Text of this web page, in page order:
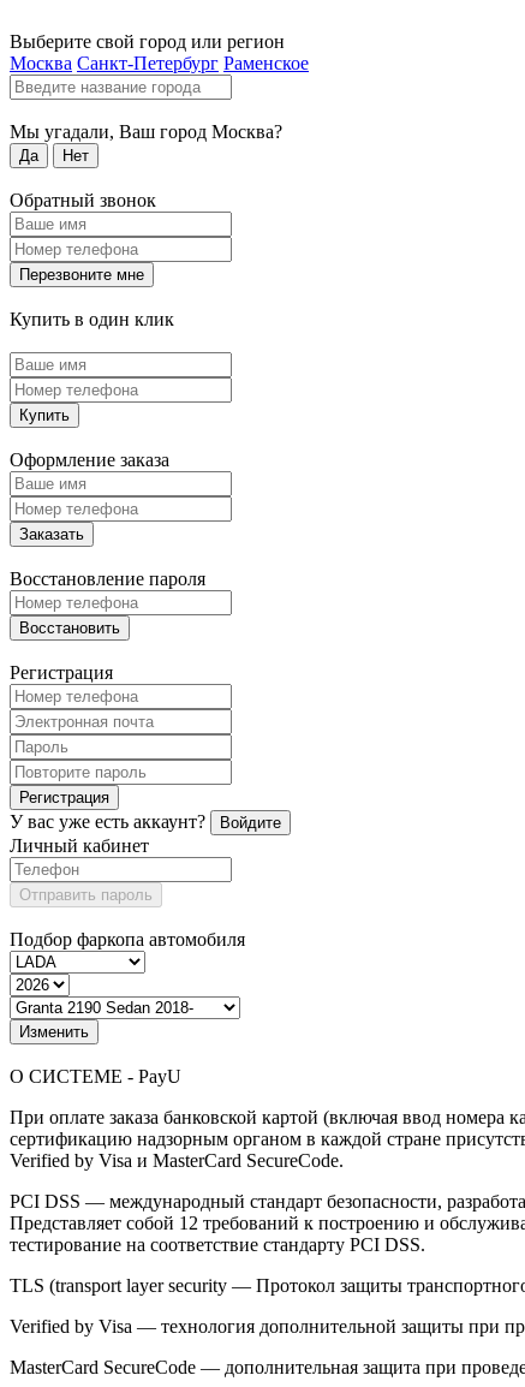
Выберите свой город или регион
Москва Санкт-Петербург Раменское
Мы угадали, Ваш город Москва?
Да Нет
Обратный звонок
Перезвоните мне
Купить в один клик
Купить
Оформление заказа
Заказать
Восстановление пароля
Восстановить
Регистрация
Регистрация
У вас уже есть аккаунт? Войдите
Личный кабинет
Отправить пароль
Подбор фаркопа автомобиля
Изменить
О СИСТЕМЕ - PayU
При оплате заказа банковской картой (включая ввод
сертификацию надзорным органом в каждой стране
Verified by Visa и MasterCard SecureCode.
PCI DSS — международный стандарт безопасности,
Представляет собой 12 требований к построению и
тестирование на соответствие стандарту PCI DSS.
TLS (transport layer security — Протокол защиты
Verified by Visa — технология дополнительной защиты при
MasterCard SecureCode — дополнительная защита при